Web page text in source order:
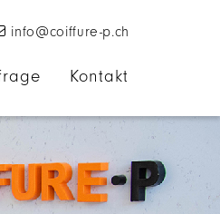
info@coiffure-p.ch
Kontakt